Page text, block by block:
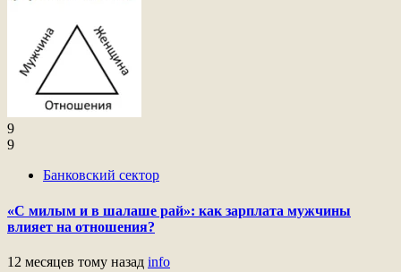
9
9
Банковский сектор
«С милым и в шалаше рай»: как зарплата мужчины
влияет на отношения?
12 месяцев тому назад info